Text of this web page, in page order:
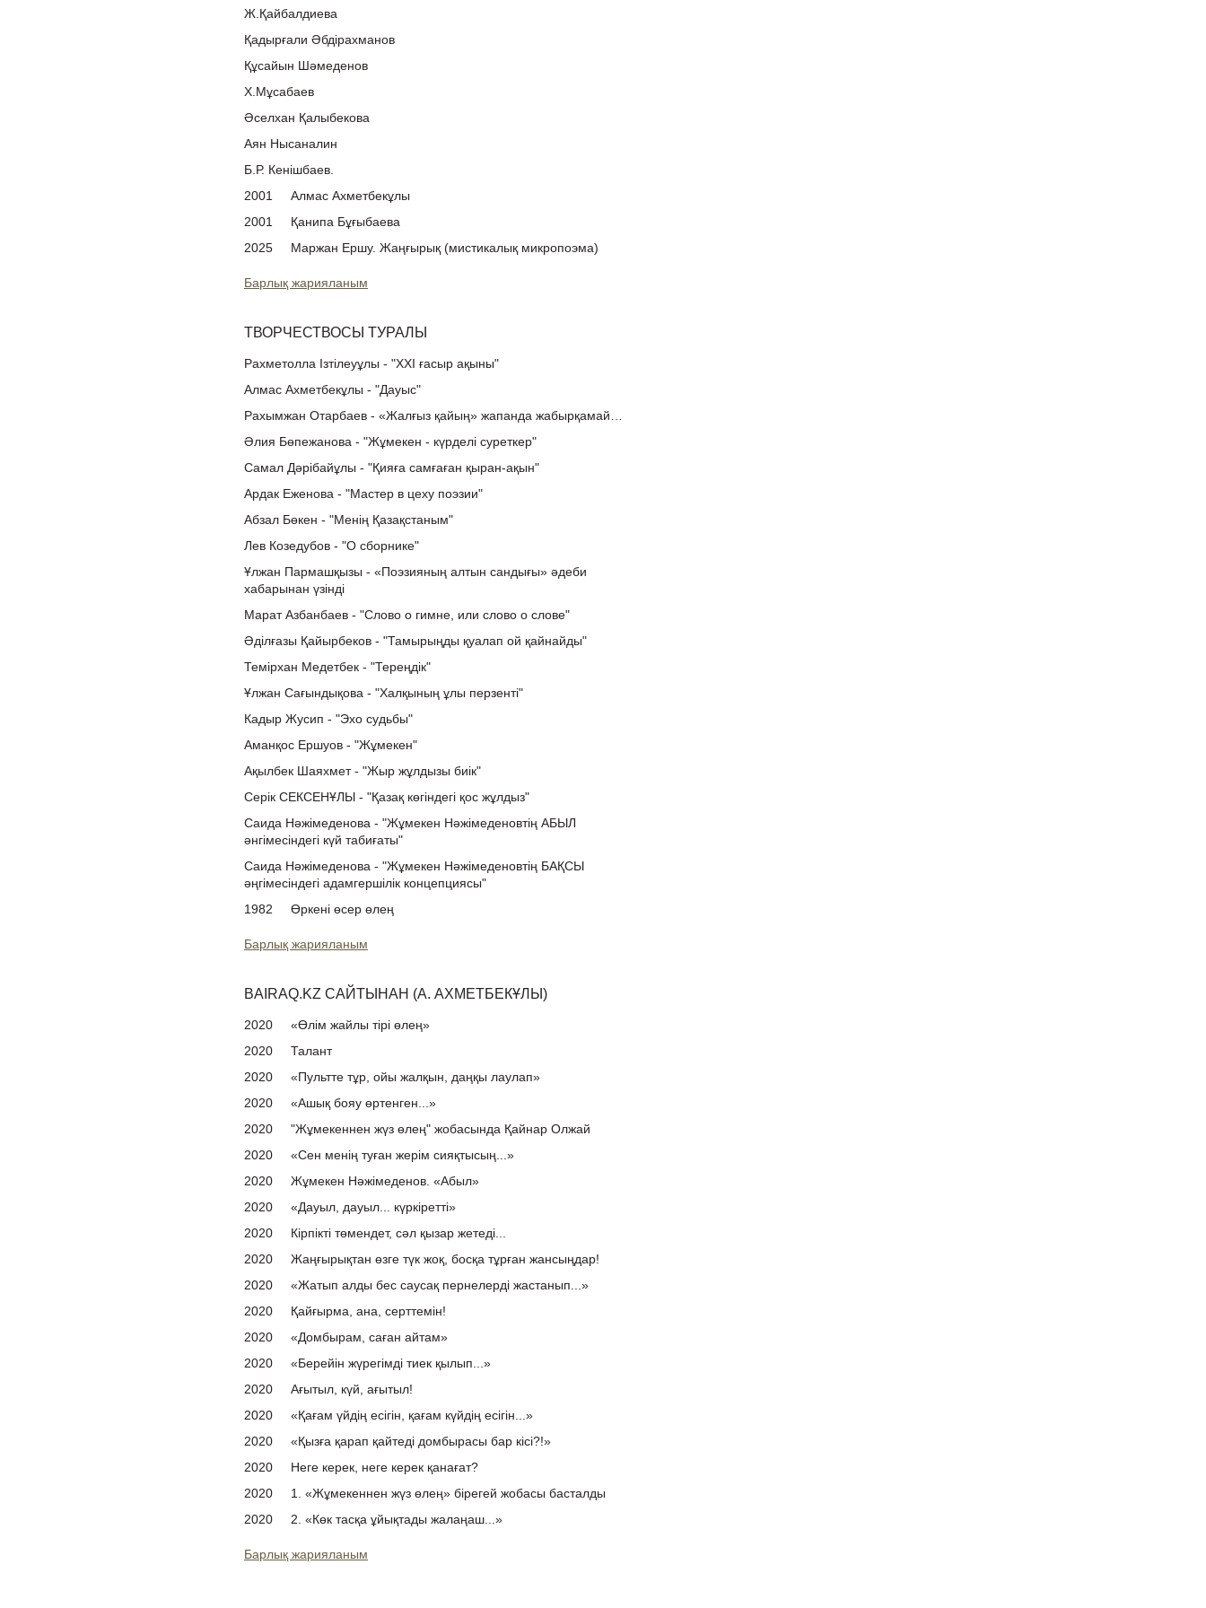
Ж.Қайбалдиева
Қадырғали Әбдірахманов
Құсайын Шәмеденов
Х.Мұсабаев
Әселхан Қалыбекова
Аян Нысаналин
Б.Р. Кенішбаев.
2001
Алмас Ахметбекұлы
2001
Қанипа Бұғыбаева
2025
Маржан Ершу. Жаңғырық (мистикалық микропоэма)
Барлық жарияланым
ТВОРЧЕСТВОСЫ ТУРАЛЫ
Рахметолла Ізтілеуұлы - "ХХІ ғасыр ақыны"
Алмас Ахметбекұлы - "Дауыс"
Рахымжан Отарбаев - «Жалғыз қайың» жапанда жабырқамай…
Әлия Бөпежанова - "Жұмекен - күрделі суреткер"
Самал Дәрібайұлы - "Қияға самғаған қыран-ақын"
Ардак Еженова - "Мастер в цеху поэзии"
Абзал Бөкен - "Менің Қазақстаным"
Лев Козедубов - "О сборнике"
Ұлжан Пармашқызы - «Поэзияның алтын сандығы» әдеби
хабарынан үзінді
Марат Азбанбаев - "Слово о гимне, или слово о слове"
Әділғазы Қайырбеков - "Тамырыңды қуалап ой қайнайды"
Темірхан Медетбек - "Тереңдік"
Ұлжан Сағындықова - "Халқының ұлы перзенті"
Кадыр Жусип - "Эхо судьбы"
Аманқос Ершуов - "Жұмекен"
Ақылбек Шаяхмет - "Жыр жұлдызы биік"
Серік СЕКСЕНҰЛЫ - "Қазақ көгіндегі қос жұлдыз"
Саида Нәжімеденова - "Жұмекен Нәжімеденовтің АБЫЛ
әнгімесіндегі күй табиғаты"
Саида Нәжімеденова - "Жұмекен Нәжімеденовтің БАҚСЫ
әңгімесіндегі адамгершілік концепциясы"
1982
Өркені өсер өлең
Барлық жарияланым
BAIRAQ.KZ САЙТЫНАН (А. АХМЕТБЕКҰЛЫ)
2020
«Өлім жайлы тірі өлең»
2020
Талант
2020
«Пультте тұр, ойы жалқын, даңқы лаулап»
2020
«Ашық бояу өртенген...»
2020
"Жұмекеннен жүз өлең" жобасында Қайнар Олжай
2020
«Сен менің туған жерім сияқтысың...»
2020
Жұмекен Нәжімеденов. «Абыл»
2020
«Дауыл, дауыл... күркіретті»
2020
Кірпікті төмендет, сәл қызар жетеді...
2020
Жаңғырықтан өзге түк жоқ, босқа тұрған жансыңдар!
2020
«Жатып алды бес саусақ пернелерді жастанып...»
2020
Қайғырма, ана, серттемін!
2020
«Домбырам, саған айтам»
2020
«Берейін жүрегімді тиек қылып...»
2020
Ағытыл, күй, ағытыл!
2020
«Қағам үйдің есігін, қағам күйдің есігін...»
2020
«Қызға қарап қайтеді домбырасы бар кісі?!»
2020
Неге керек, неге керек қанағат?
2020
1. «Жұмекеннен жүз өлең» бірегей жобасы басталды
2020
2. «Көк тасқа ұйықтады жалаңаш...»
Барлық жарияланым